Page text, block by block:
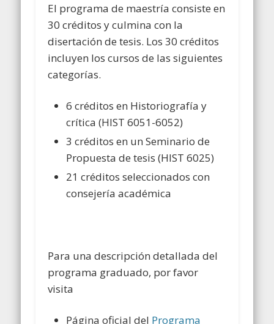
El programa de maestría consiste en
30 créditos y culmina con la
disertación de tesis. Los 30 créditos
incluyen los cursos de las siguientes
categorías.
6 créditos en Historiografía y
crítica (HIST 6051-6052)
3 créditos en un Seminario de
Propuesta de tesis (HIST 6025)
21 créditos seleccionados con
consejería académica
Para una descripción detallada del
programa graduado, por favor
visita
Página oficial del Programa